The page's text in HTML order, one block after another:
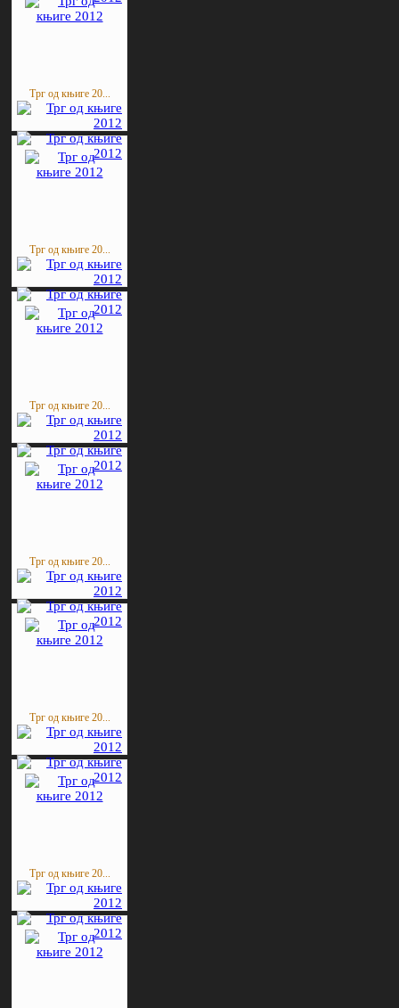
Трг од књиге 20...
Трг од књиге 20...
Трг од књиге 20...
Трг од књиге 20...
Трг од књиге 20...
Трг од књиге 20...